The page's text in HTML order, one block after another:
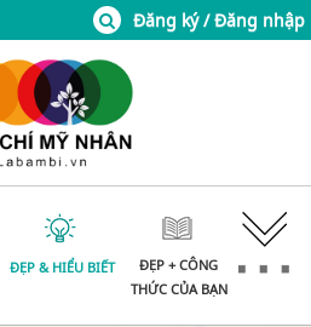
Đăng ký / Đăng nhập
ĐẸP & HIỂU BIẾT
ĐẸP + CÔNG
THỨC CỦA BẠN